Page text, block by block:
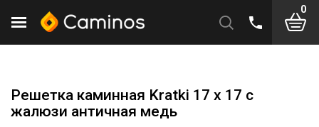
0
Решетка каминная Kratki 17 х 17 с
жалюзи античная медь